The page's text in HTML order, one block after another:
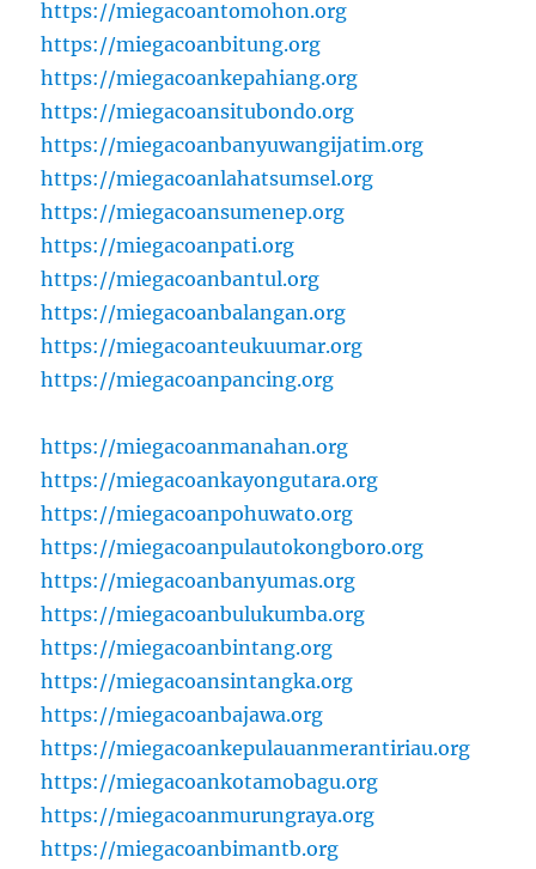
https://miegacoantomohon.org
https://miegacoanbitung.org
https://miegacoankepahiang.org
https://miegacoansitubondo.org
https://miegacoanbanyuwangijatim.org
https://miegacoanlahatsumsel.org
https://miegacoansumenep.org
https://miegacoanpati.org
https://miegacoanbantul.org
https://miegacoanbalangan.org
https://miegacoanteukuumar.org
https://miegacoanpancing.org
https://miegacoanmanahan.org
https://miegacoankayongutara.org
https://miegacoanpohuwato.org
https://miegacoanpulautokongboro.org
https://miegacoanbanyumas.org
https://miegacoanbulukumba.org
https://miegacoanbintang.org
https://miegacoansintangka.org
https://miegacoanbajawa.org
https://miegacoankepulauanmerantiriau.org
https://miegacoankotamobagu.org
https://miegacoanmurungraya.org
https://miegacoanbimantb.org